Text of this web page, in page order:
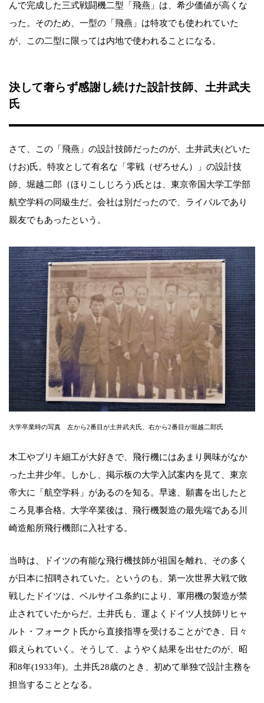
んで完成した三式戦闘機二型「飛燕」は、希少価値が高くな
った。そのため、一型の「飛燕」は特攻でも使われていた
が、この二型に限っては内地で使われることになる。
決して奢らず感謝し続けた設計技師、土井武夫
氏
さて、この「飛燕」の設計技師だったのが、土井武夫(どいた
けお)氏。特攻として有名な「零戦（ぜろせん）」の設計技
師、堀越二郎（ほりこしじろう)氏とは、東京帝国大学工学部
航空学科の同級生だ。会社は別だったので、ライバルであり
親友でもあったという。
大学卒業時の写真 左から2番目が土井武夫氏、右から2番目が堀越二郎氏
木工やブリキ細工が大好きで、飛行機にはあまり興味がなか
った土井少年。しかし、掲示板の大学入試案内を見て、東京
帝大に「航空学科」があるのを知る。早速、願書を出したと
ころ見事合格。大学卒業後は、飛行機製造の最先端である川
崎造船所飛行機部に入社する。
当時は、ドイツの有能な飛行機技師が祖国を離れ、その多く
が日本に招聘されていた。というのも、第一次世界大戦で敗
戦したドイツは、ベルサイユ条約により、軍用機の製造が禁
止されていたからだ。土井氏も、運よくドイツ人技師リヒャ
ルト・フォークト氏から直接指導を受けることができ、日々
鍛えられていく。そうして、ようやく結果を出せたのが、昭
和8年(1933年)。土井氏28歳のとき、初めて単独で設計主務を
担当することとなる。